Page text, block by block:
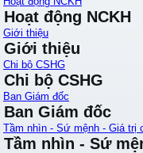
Hoạt động NCKH
Giới thiệu
Giới thiệu
Chi bộ CSHG
Chi bộ CSHG
Ban Giám đốc
Ban Giám đốc
Tầm nhìn - Sứ mệnh - Giá trị
Tầm nhìn - Sứ